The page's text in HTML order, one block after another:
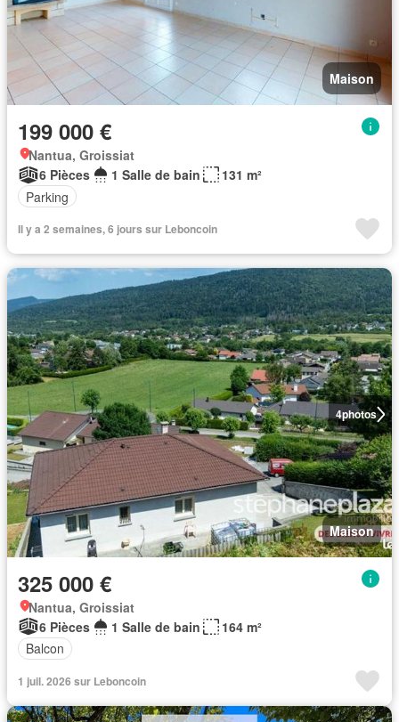
Maison
199 000 €
Nantua, Groissiat
6 Pièces
1 Salle de bain
131 m²
Parking
Il y a 2 semaines, 6 jours sur Leboncoin
4photos
Maison
325 000 €
Nantua, Groissiat
6 Pièces
1 Salle de bain
164 m²
Balcon
1 juil. 2026 sur Leboncoin